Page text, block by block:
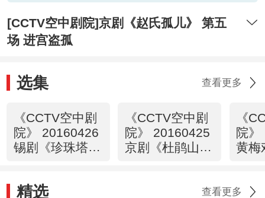
[CCTV空中剧院]京剧《赵氏孤儿》 第五
场 进宫盗孤
选集 查看更多
《CCTV空中剧
院》 20160426
锡剧《珍珠塔》
《CCTV空中剧
院》 20160425
京剧《杜鹃山》
《
院》
黄梅
精选 查看更多